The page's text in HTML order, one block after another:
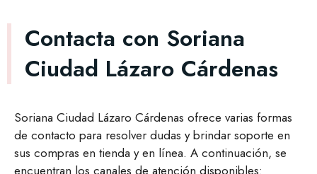
Contacta con Soriana
Ciudad Lázaro Cárdenas
Soriana Ciudad Lázaro Cárdenas ofrece varias formas
de contacto para resolver dudas y brindar soporte en
sus compras en tienda y en línea. A continuación, se
encuentran los canales de atención disponibles: